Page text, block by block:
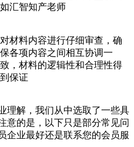
如汇智知产老师
对材料内容进行仔细审查，确
保各项内容之间相互协调一
致，材料的逻辑性和合理性得
到保证
理解，我们从中选取了一些具
意的是，以下只是部分常见问
企业最好还是联系您的会员服